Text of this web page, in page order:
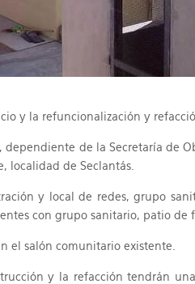
y la refuncionalización y
dependiente de la Secretaría
localidad de Seclantás.
y local de redes, grupo
con grupo sanitario, patio de
el salón comunitario existente.
y la refacción tendrán